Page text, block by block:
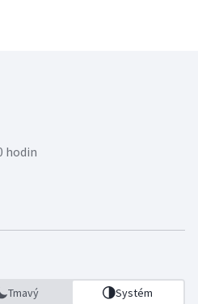
hodin
Tmavý Systém